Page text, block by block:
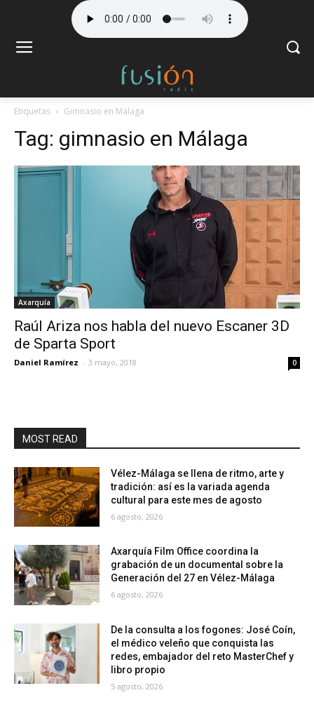
Etiquetas Gimnasio en Málaga
Tag: gimnasio en Málaga
Axarquía
Raúl Ariza nos habla del nuevo Escaner 3D
de Sparta Sport
Daniel Ramírez - 3 mayo, 2018 0
MOST READ
Vélez-Málaga se llena de ritmo, arte y
tradición: así es la variada agenda
cultural para este mes de agosto
6 agosto, 2026
Axarquía Film Office coordina la
grabación de un documental sobre la
Generación del 27 en Vélez-Málaga
6 agosto, 2026
De la consulta a los fogones: José Coín,
el médico veleño que conquista las
redes, embajador del reto MasterChef y
libro propio
5 agosto, 2026